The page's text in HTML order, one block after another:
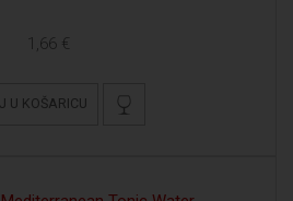
1,66 €
U KOŠARICU